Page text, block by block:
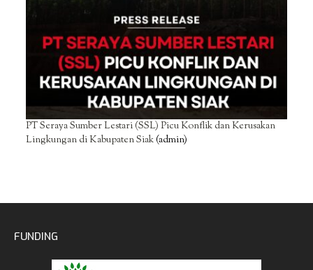
PT Seraya Sumber Lestari (SSL) Picu Konflik dan Kerusakan
Lingkungan di Kabupaten Siak(admin)
FUNDING